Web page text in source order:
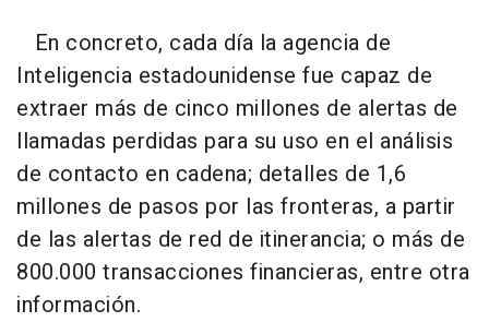
En concreto, cada día la agencia de
Inteligencia estadounidense fue capaz de
extraer más de cinco millones de alertas de
llamadas perdidas para su uso en el análisis
de contacto en cadena; detalles de 1,6
millones de pasos por las fronteras, a partir
de las alertas de red de itinerancia; o más de
800.000 transacciones financieras, entre otra
información.